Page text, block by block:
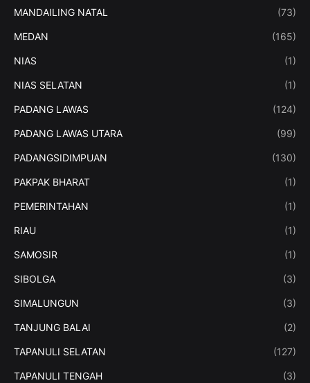
MANDAILING NATAL (73)
MEDAN (165)
NIAS (1)
NIAS SELATAN (1)
PADANG LAWAS (124)
PADANG LAWAS UTARA (99)
PADANGSIDIMPUAN (130)
PAKPAK BHARAT (1)
PEMERINTAHAN (1)
RIAU (1)
SAMOSIR (1)
SIBOLGA (3)
SIMALUNGUN (3)
TANJUNG BALAI (2)
TAPANULI SELATAN (127)
TAPANULI TENGAH (3)